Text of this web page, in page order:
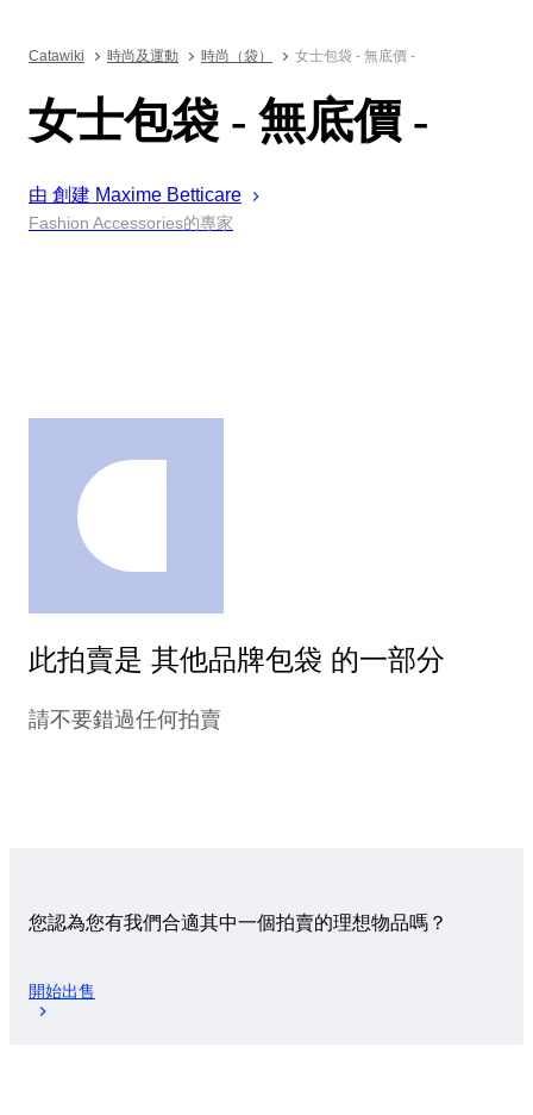
Catawiki 時尚及運動 時尚（袋） 女士包袋 - 無底價 -
女士包袋 - 無底價 -
由 創建 Maxime Betticare
Fashion Accessories的專家
此拍賣是 其他品牌包袋 的一部分
請不要錯過任何拍賣
您認為您有我們合適其中一個拍賣的理想物品嗎？
開始出售